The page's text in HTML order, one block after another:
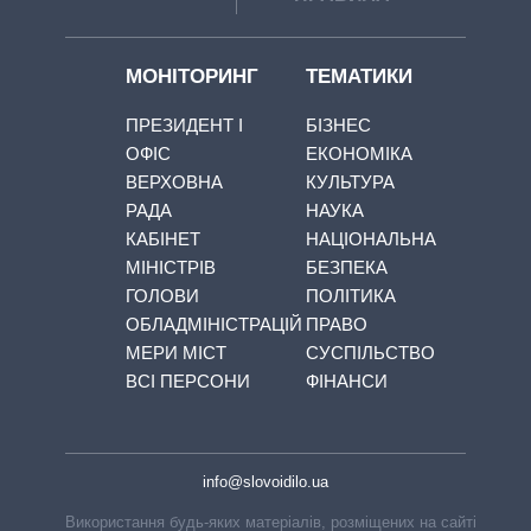
МОНІТОРИНГ
ПРЕЗИДЕНТ І
ОФІС
ВЕРХОВНА
РАДА
КАБІНЕТ
МІНІСТРІВ
ГОЛОВИ
ОБЛАДМІНІСТРАЦІЙ
МЕРИ МІСТ
ВСІ ПЕРСОНИ
ТЕМАТИКИ
БІЗНЕС
ЕКОНОМІКА
КУЛЬТУРА
НАУКА
НАЦІОНАЛЬНА
БЕЗПЕКА
ПОЛІТИКА
ПРАВО
СУСПІЛЬСТВО
ФІНАНСИ
info@slovoidilo.ua
Використання будь-яких матеріалів, розміщених на сайті,